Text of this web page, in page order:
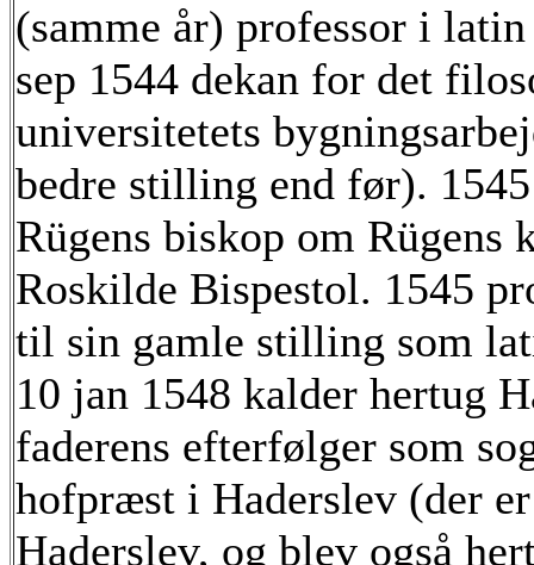
(samme år) professor i
sep 1544 dekan for det
universitetets
bedre stilling end før).
Rügens biskop om
Roskilde Bispestol. 1545
til sin gamle stilling som
10 jan 1548 kalder hertug
faderens efterfølger som
hofpræst i Haderslev (der
Haderslev, og blev også